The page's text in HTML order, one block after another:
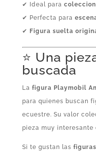
✔ Ideal para
✔ Perfecta para
✔ Figura suelta
⭐ Una
buscada
La figura Playmobil
para quienes buscan
ecuestre. Su valor
pieza muy
Si te gustan las